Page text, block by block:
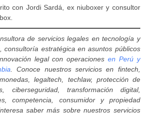
con Jordi Sardá, ex niuboxer y consultor
de servicios legales en tecnología y
consultoría estratégica en asuntos públicos
legal con operacionesen Perú y
. Conoce nuestros servicios en fintech,
legaltech, techlaw, protección de
ciberseguridad, transformación digital,
competencia, consumidor y propiedad
saber más sobre nuestros servicios